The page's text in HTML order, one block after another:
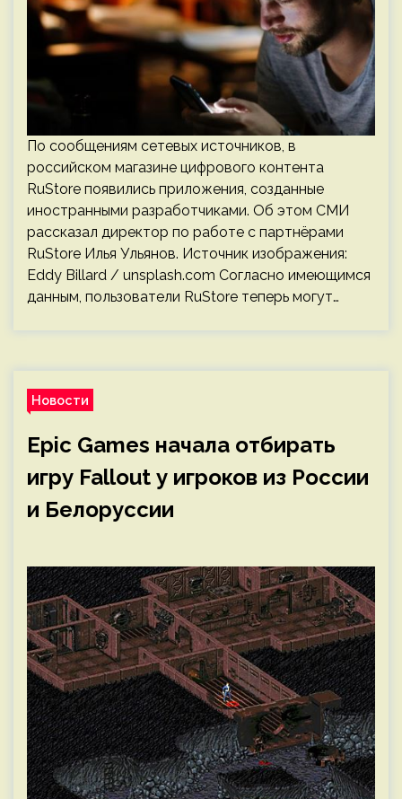
По сообщениям сетевых источников, в
российском магазине цифрового контента
RuStore появились приложения, созданные
иностранными разработчиками. Об этом СМИ
рассказал директор по работе с партнёрами
RuStore Илья Ульянов. Источник изображения:
Eddy Billard / unsplash.com Согласно имеющимся
данным, пользователи RuStore теперь могут…
Новости
Epic Games начала отбирать
игру Fallout у игроков из России
и Белоруссии